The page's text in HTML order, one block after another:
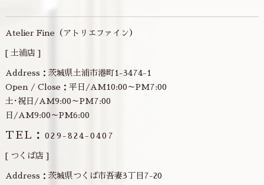
Atelier Fine（アトリエファイン）
[ 土浦店 ]
Address：茨城県土浦市港町1-3474-1
Open / Close：平日/AM10:00～PM7:00
土･祝日/AM9:00～PM7:00
日/AM9:00～PM6:00
TEL：029-824-0407
[ つくば店 ]
Address：茨城県つくば市吾妻3丁目7-20